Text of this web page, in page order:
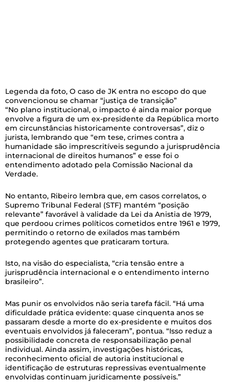
Legenda da foto, O caso de JK entra no escopo do que
convencionou se chamar “justiça de transição”
“No plano institucional, o impacto é ainda maior porque
envolve a figura de um ex-presidente da República morto
em circunstâncias historicamente controversas”, diz o
jurista, lembrando que “em tese, crimes contra a
humanidade são imprescritíveis segundo a jurisprudência
internacional de direitos humanos” e esse foi o
entendimento adotado pela Comissão Nacional da
Verdade.
No entanto, Ribeiro lembra que, em casos correlatos, o
Supremo Tribunal Federal (STF) mantém “posição
relevante” favorável à validade da Lei da Anistia de 1979,
que perdoou crimes políticos cometidos entre 1961 e 1979,
permitindo o retorno de exilados mas também
protegendo agentes que praticaram tortura.
Isto, na visão do especialista, “cria tensão entre a
jurisprudência internacional e o entendimento interno
brasileiro”.
Mas punir os envolvidos não seria tarefa fácil. “Há uma
dificuldade prática evidente: quase cinquenta anos se
passaram desde a morte do ex-presidente e muitos dos
eventuais envolvidos já faleceram”, pontua. “Isso reduz a
possibilidade concreta de responsabilização penal
individual. Ainda assim, investigações históricas,
reconhecimento oficial de autoria institucional e
identificação de estruturas repressivas eventualmente
envolvidas continuam juridicamente possíveis.”